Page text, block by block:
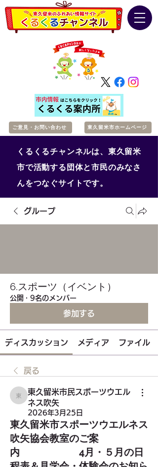
ご意見・お問い合わせ 東久留米市ホームページ
くるくるチャンネルは、東久留米
市で活動する団体と市民のみなさ
んをつなぐサイトです。
グループ
6.スポーツ（イベント）
公開 · 9名のメンバー
参加する
ディスカッション メディア ファイル
戻る
東久留米市民スポーツウエルネス吹矢
東久留米市民スポーツウエル
ネス吹矢
2026年3月25日
東久留米市スポーツウエルネス
吹矢協会教室のご案
内 4月・５月の日